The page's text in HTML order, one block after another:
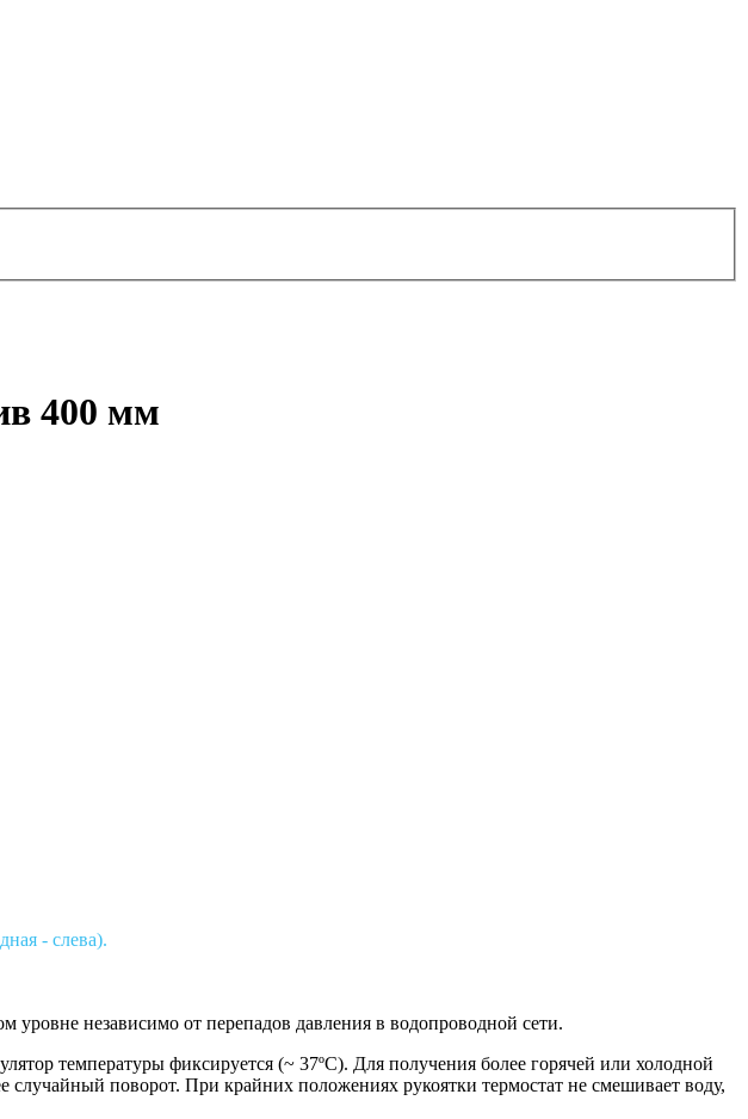
400 мм
- слева).
уровне независимо от перепадов давления в водопроводной сети.
температуры фиксируется (~ 37ºC). Для получения более горячей или холодной
поворот. При крайних положениях рукоятки термостат не смешивает воду,